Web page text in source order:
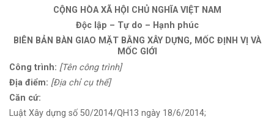
CỘNG HÒA XÃ HỘI CHỦ NGHĨA VIỆT NAM
Độc lập – Tự do – Hạnh phúc
BIÊN BẢN BÀN GIAO MẶT BẰNG XÂY DỰNG, MỐC ĐỊNH VỊ VÀ
MỐC GIỚI
Công trình: [Tên công trình]
Địa điểm: [Địa chỉ cụ thể]
Căn cứ:
Luật Xây dựng số 50/2014/QH13 ngày 18/6/2014;